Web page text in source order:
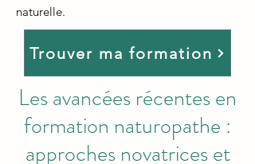
naturelle.
Trouver ma formation
Les avancées récentes en
formation naturopathe :
approches novatrices et